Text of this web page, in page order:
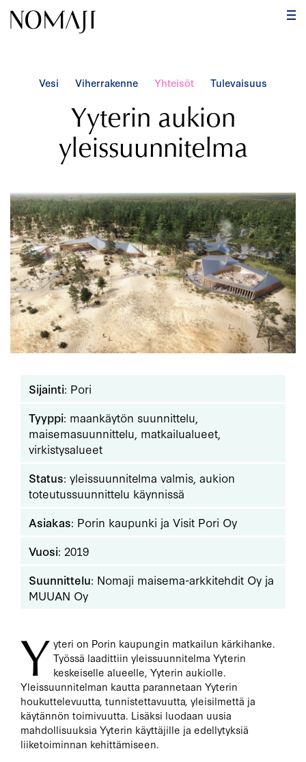
Vesi Viherrakenne Yhteisöt Tulevaisuus
Yyterin aukion
yleissuunnitelma
Sijainti: Pori
Tyyppi: maankäytön suunnittelu,
maisemasuunnittelu, matkailualueet,
virkistysalueet
Status: yleissuunnitelma valmis, aukion
toteutussuunnittelu käynnissä
Asiakas: Porin kaupunki ja Visit Pori Oy
Vuosi: 2019
Suunnittelu: Nomaji maisema-arkkitehdit Oy ja
MUUAN Oy
Y yteri on Porin kaupungin matkailun kärkihanke.
Työssä laadittiin yleissuunnitelma Yyterin
keskeiselle alueelle, Yyterin aukiolle.
Yleissuunnitelman kautta parannetaan Yyterin
houkuttelevuutta, tunnistettavuutta, yleisilmettä ja
käytännön toimivuutta. Lisäksi luodaan uusia
mahdollisuuksia Yyterin käyttäjille ja edellytyksiä
liiketoiminnan kehittämiseen.